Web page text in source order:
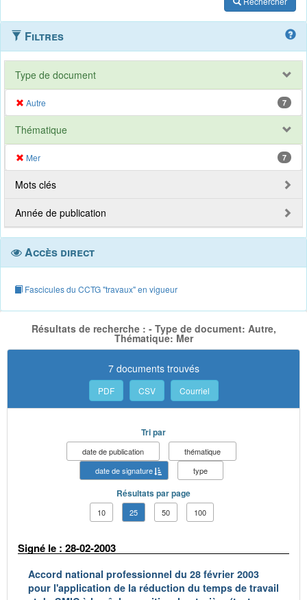
Filtres
Type de document
Autre 7
Thématique
Mer 7
Mots clés
Année de publication
Accès direct
Fascicules du CCTG "travaux" en vigueur
Résultats de recherche : - Type de document: Autre,
Thématique: Mer
7 documents trouvés
PDF CSV Courriel
Tri par
date de publication
thématique
date de signature
type
Résultats par page
10 25 50 100
Signé le : 28-02-2003
Accord national professionnel du 28 février 2003
pour l'application de la réduction du temps de travail